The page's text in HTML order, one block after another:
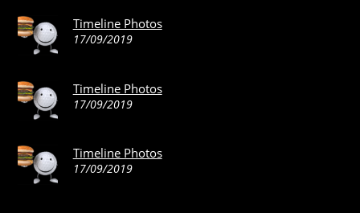
Timeline Photos
17/09/2019
Timeline Photos
17/09/2019
Timeline Photos
17/09/2019